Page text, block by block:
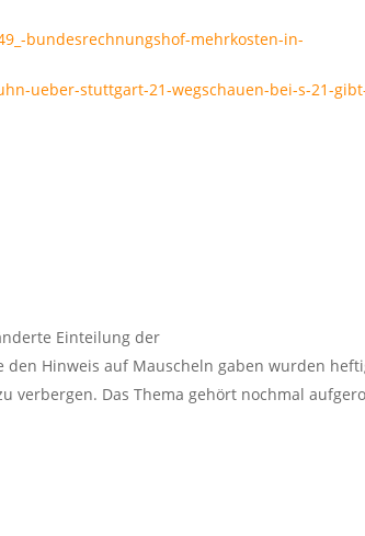
bundesrechnungshof-mehrkosten-in-
ueber-stuttgart-21-wegschauen-bei-s-21-
Einteilung der
Hinweis auf Mauscheln gaben wurden
verbergen. Das Thema gehört nochmal